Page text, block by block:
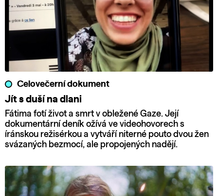
Celovečerní dokument
Jít s duší na dlani
Fátima fotí život a smrt v obležené Gaze. Její
dokumentární deník ožívá ve videohovorech s
íránskou režisérkou a vytváří niterné pouto dvou žen
svázaných bezmocí, ale propojených nadějí.